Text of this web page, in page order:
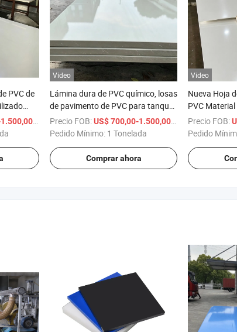
PVC de
/ Tonelada
Vídeo
Lámina dura de PVC químico, losas
de pavimento de PVC para tanques
de agua
Precio FOB:US$ 700,00-1.500,00 / Tonelada
Pedido Mínimo: 1 Tonelada
Comprar ahora
Vídeo
Nueva Hoja
PVC
Proveedor
Calidad
Precio FOB:
Pedido